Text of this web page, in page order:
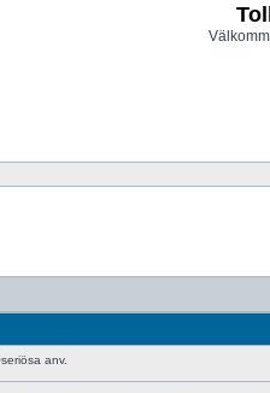
anv.